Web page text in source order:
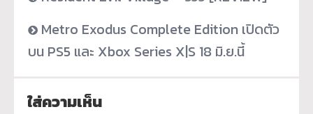
Metro Exodus Complete Edition เปิดตัว
บน PS5 และ Xbox Series X|S 18 มิ.ย.นี้
ใส่ความเห็น